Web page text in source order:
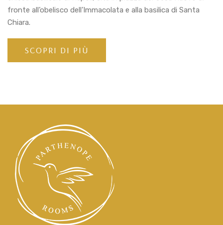
fronte all’obelisco dell’Immacolata e alla basilica di Santa
Chiara.
SCOPRI DI PIÙ